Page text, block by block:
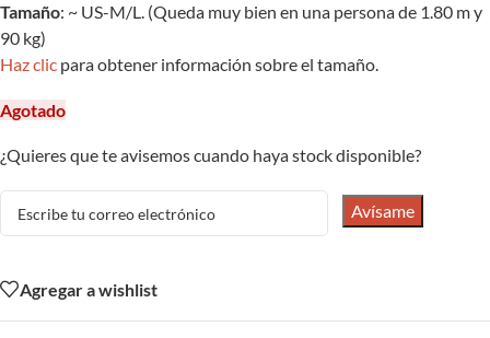
Tamaño: ~ US-M/L. (Queda muy bien en una persona de 1.80 m y
90 kg)
Haz clic para obtener información sobre el tamaño.
Agotado
¿Quieres que te avisemos cuando haya stock disponible?
Avísame
Agregar a wishlist